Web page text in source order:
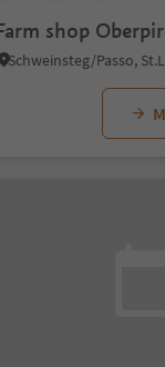
shop